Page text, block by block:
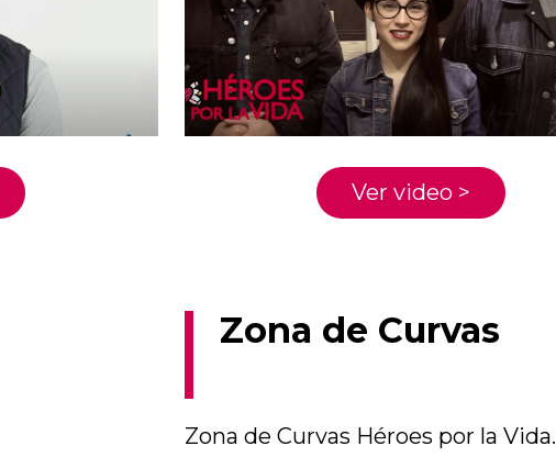
Ver video >
Zona de Curvas
Zona de Curvas Héroes por la Vida.